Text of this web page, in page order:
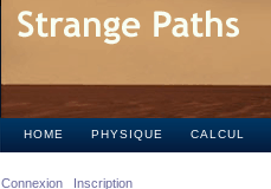
HOME PHYSIQUE CALCUL
Connexion Inscription